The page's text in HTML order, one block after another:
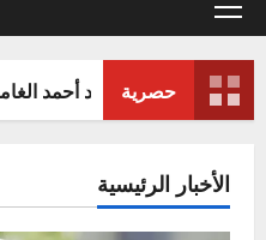
القائمة
حصرية
ماجد أحمد الغامدي يتوج
الأخبار الرئيسية